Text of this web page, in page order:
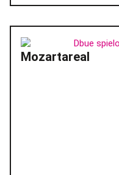
Mozartareal